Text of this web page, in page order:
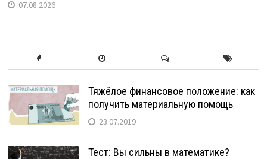
07.08.2026
Тяжёлое финансовое положение: как
получить материальную помощь
23.07.2019
Тест: Вы сильны в математике?